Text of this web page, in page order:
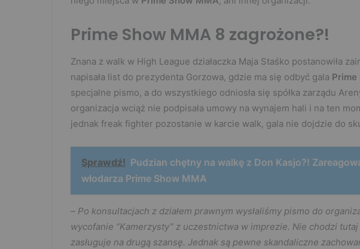
Prime Show MMA 8 zagrożone?!
Znana z walk w High League działaczka Maja Staśko postanowiła
napisała list do prezydenta Gorzowa, gdzie ma się odbyć gala Prime
specjalne pismo, a do wszystkiego odniosła się spółka zarządu
organizacja wciąż nie podpisała umowy na wynajem hali i na ten
jednak freak fighter pozostanie w karcie walk, gala nie dojdzie do
Sprawdź! Pudzian chętny na walkę z Don Kasjo?!
włodarza Prime Show MMA
– Po konsultacjach z działem prawnym wysłaliśmy pismo do
wycofanie “Kamerzysty” z uczestnictwa w imprezie. Nie chodzi
zasługuje na drugą szansę. Jednak są pewne skandaliczne